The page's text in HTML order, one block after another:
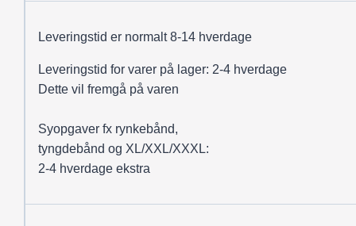
Leveringstid er normalt 8-14 hverdage
Leveringstid for varer på lager: 2-4 hverdage
Dette vil fremgå på varen
Syopgaver fx rynkebånd,
tyngdebånd og XL/XXL/XXXL:
2-4 hverdage ekstra